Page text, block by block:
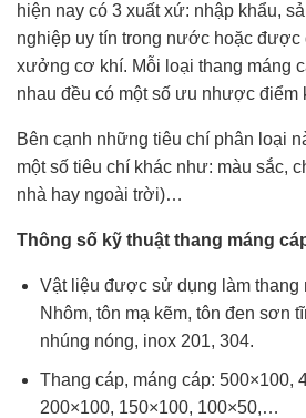
hiện nay có 3 xuất xứ: nhập khẩu,
nghiệp uy tín trong nước hoặc được
xưởng cơ khí. Mỗi loại thang máng
nhau đều có một số ưu nhược điểm
Bên cạnh những tiêu chí phân loại
một số tiêu chí khác như: màu sắc,
nhà hay ngoài trời)…
Thông số kỹ thuật thang máng
Vật liệu được sử dụng làm thang
Nhôm, tôn mạ kẽm, tôn đen sơn
nhúng nóng, inox 201, 304.
Thang cáp, máng cáp: 500×100,
200×100, 150×100, 100×50,…